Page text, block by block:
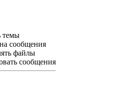
темы
сообщения
файлы
сообщения